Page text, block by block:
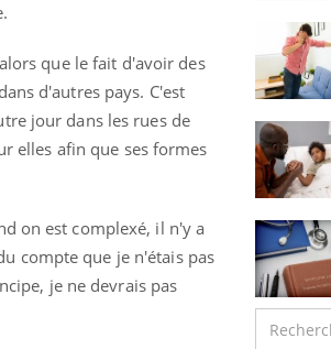
que le fait d'avoir des
d'autres pays. C'est
jour dans les rues de
elles afin que ses formes
on est complexé, il n'y a
compte que je n'étais pas
je ne devrais pas